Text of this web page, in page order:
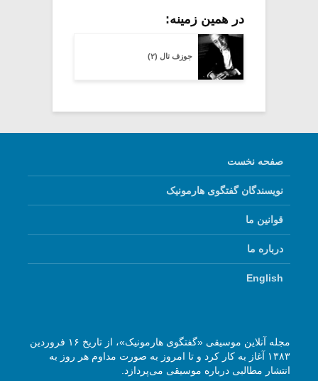
در همین زمینه:
جوزف تال (۲)
صفحه نخست
نویسندگان گفتگوی هارمونیک
قوانین ما
درباره ما
English
مجله آنلاین موسیقی «گفتگوی هارمونیک»، از تاریخ ۱۶ فروردین
۱۳۸۳ آغاز به کار کرد و تا امروز به صورت مداوم هر روز به
انتشار مطالبی درباره موسیقی می‌پردازد.